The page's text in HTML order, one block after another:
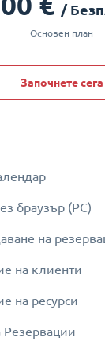
/
Основен план
Започнете сега
браузър (PC)
на
на клиенти
на ресурси
Резервации